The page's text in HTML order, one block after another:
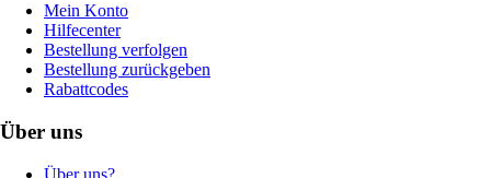
Mein Konto
Hilfecenter
Bestellung verfolgen
Bestellung zurückgeben
Rabattcodes
Über uns
Über uns?